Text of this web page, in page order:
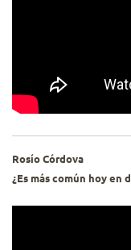
Rosío Córdova
¿Es más común hoy en